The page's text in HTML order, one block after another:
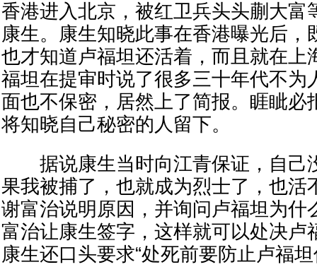
香港进入北京，被红卫兵头头蒯大富
康生。康生知晓此事在香港曝光后，
也才知道卢福坦还活着，而且就在上
福坦在提审时说了很多三十年代不为
面也不保密，居然上了简报。睚眦必
将知晓自己秘密的人留下。
据说康生当时向江青保证，自己
果我被捕了，也就成为烈士了，也活
谢富治说明原因，并询问卢福坦为什
富治让康生签字，这样就可以处决卢
康生还口头要求“处死前要防止卢福